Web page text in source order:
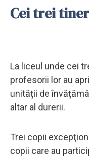
Cei trei
La liceul unde cei
profesorii lor au
unității de
altar al durerii.
Trei copii
copii care au